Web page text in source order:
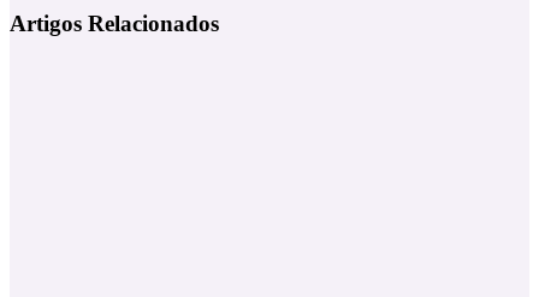
madeira
Artigos Relacionados